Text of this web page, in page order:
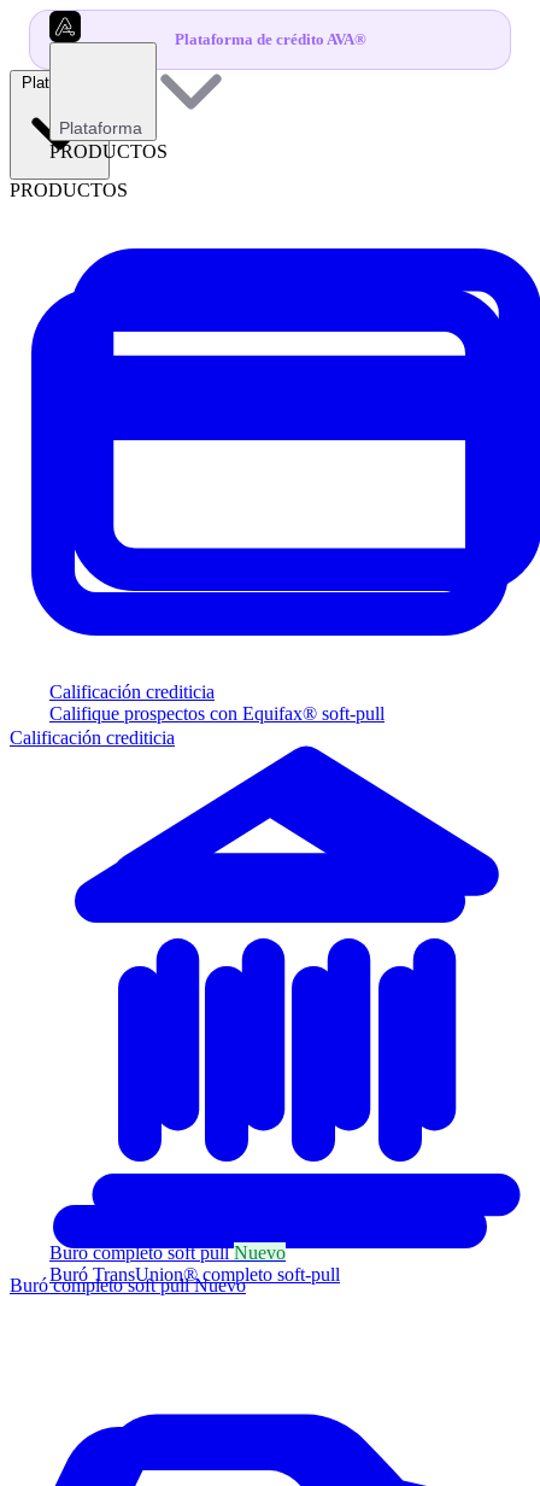
Plataforma de crédito AVA®
Plataforma
PRODUCTOS
Calificación crediticia
Califique prospectos con Equifax® soft-pull
Buró completo soft pullNuevo
Buró TransUnion® completo soft-pull
Plataforma
PRODUCTOS
Calificación crediticia
Buró completo soft pullNuevo